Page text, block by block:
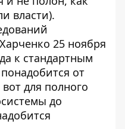
власти).
25 ноября
к стандартным
от
для полного
до